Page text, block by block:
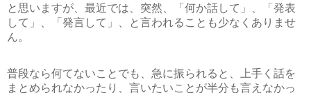
と思いますが、最近では、突然、「何か話して」、「発表
して」、「発言して」、と言われることも少なくありませ
ん。
普段なら何てないことでも、急に振られると、上手く話を
まとめられなかったり、言いたいことが半分も言えなかっ